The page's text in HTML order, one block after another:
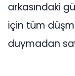
arkasındaki
için tüm
duymadan